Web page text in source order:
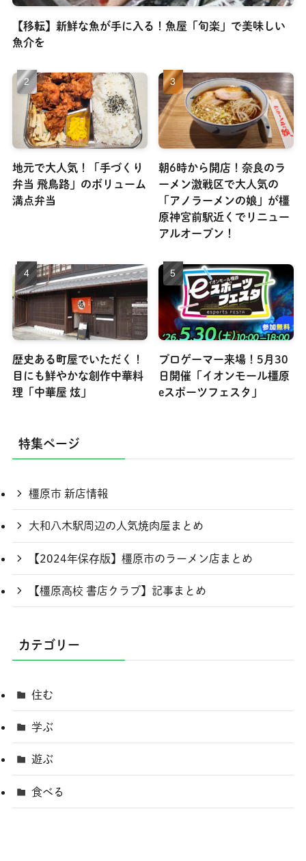
【移転】新鮮な魚が手に入る！魚屋「旬楽」で美味しい
魚介を
地元で大人気！「手づくり
弁当 飛鳥路」のボリューム
満点弁当
朝6時から開店！奈良のラ
ーメン激戦区で大人気の
「アノラーメンの娘」が橿
原神宮前駅近くでリニュー
アルオープン！
歴史ある町屋でいただく！
目にも鮮やかな創作中華料
理「中華屋 炫」
プロゲーマー来場！5月30
日開催「イオンモール橿原
eスポーツフェスタ」
特集ページ
橿原市 新店情報
大和八木駅周辺の人気焼肉屋まとめ
【2024年保存版】橿原市のラーメン店まとめ
【橿原高校 書店クラブ】記事まとめ
カテゴリー
住む
学ぶ
遊ぶ
食べる